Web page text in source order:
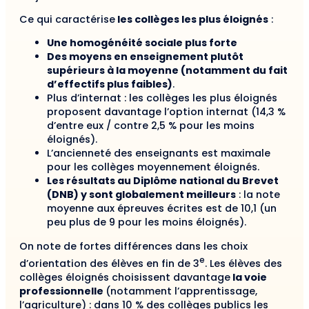
Ce qui caractérise les collèges les plus éloignés :
Une homogénéité sociale plus forte
Des moyens en enseignement plutôt
supérieurs à la moyenne (notamment du fait
d’effectifs plus faibles).
Plus d’internat : les collèges les plus éloignés
proposent davantage l’option internat (14,3 %
d’entre eux / contre 2,5 % pour les moins
éloignés).
L’ancienneté des enseignants est maximale
pour les collèges moyennement éloignés.
Les résultats au Diplôme national du Brevet
(DNB) y sont globalement meilleurs : la note
moyenne aux épreuves écrites est de 10,1 (un
peu plus de 9 pour les moins éloignés).
On note de fortes différences dans les choix
d’orientation des élèves en fin de 3e. Les élèves des
collèges éloignés choisissent davantage la voie
professionnelle (notamment l’apprentissage,
l’agriculture) : dans 10 % des collèges publics les